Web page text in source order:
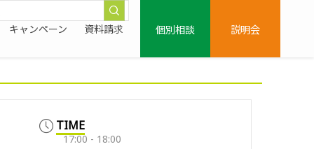
キャンペーン 資料請求
個別相談
説明会
TIME
17:00 - 18:00